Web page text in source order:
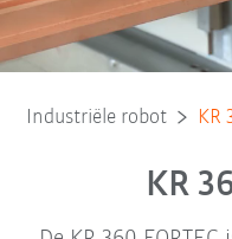
Industriële robot KR
KR